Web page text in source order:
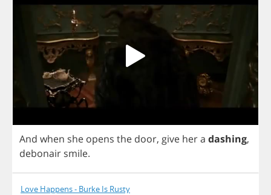
And when she opens the door, give hera dashing,
debonair smile.
Love Happens - Burke Is Rusty